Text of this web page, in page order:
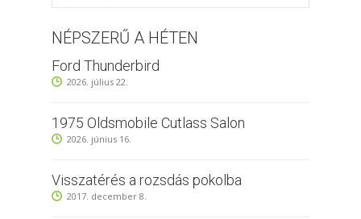
NÉPSZERŰ A HÉTEN
Ford Thunderbird
2026. július 22.
1975 Oldsmobile Cutlass Salon
2026. június 16.
Visszatérés a rozsdás pokolba
2017. december 8.